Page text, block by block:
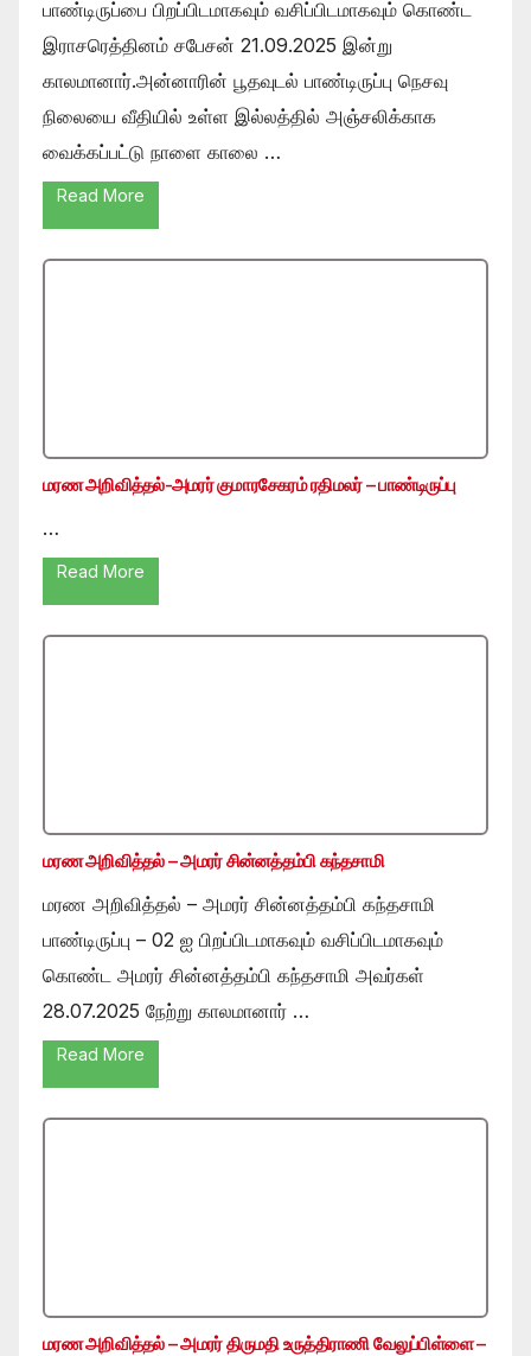
பாண்டிருப்பை பிறப்பிடமாகவும் வசிப்பிடமாகவும் கொண்ட
இராசரெத்தினம் சபேசன் 21.09.2025 இன்று
காலமானார்.அன்னாரின் பூதவுடல் பாண்டிருப்பு நெசவு
நிலையை வீதியில் உள்ள இல்லத்தில் அஞ்சலிக்காக
வைக்கப்பட்டு நாளை காலை …
Read More
மரண அறிவித்தல்-அமரர் குமாரசேகரம் ரதிமலர் – பாண்டிருப்பு
…
Read More
மரண அறிவித்தல் – அமரர் சின்னத்தம்பி கந்தசாமி
மரண அறிவித்தல் – அமரர் சின்னத்தம்பி கந்தசாமி
பாண்டிருப்பு – 02 ஐ பிறப்பிடமாகவும் வசிப்பிடமாகவும்
கொண்ட அமரர் சின்னத்தம்பி கந்தசாமி அவர்கள்
28.07.2025 நேற்று காலமானார் …
Read More
மரண அறிவித்தல் – அமரர் திருமதி உருத்திராணி வேலுப்பிள்ளை –